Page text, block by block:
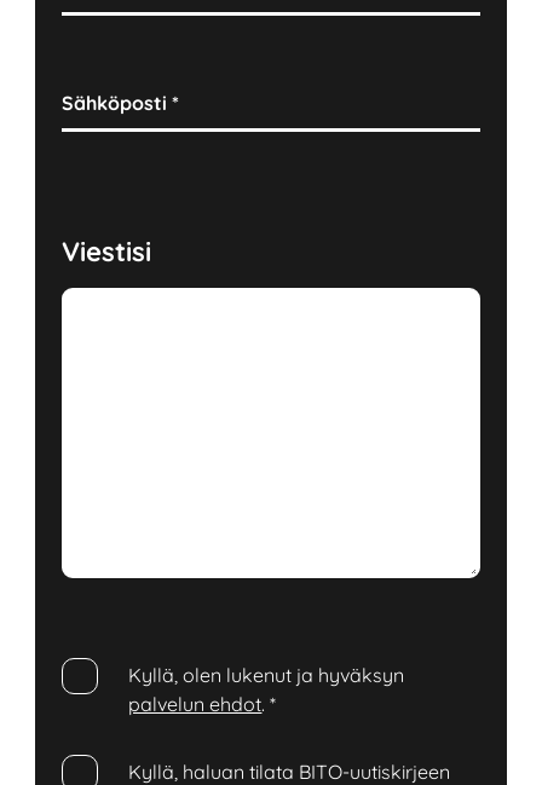
Sähköposti*
Viestisi
Kyllä, olen lukenut ja hyväksyn
palvelun ehdot.*
Kyllä, haluan tilata BITO-uutiskirjeen